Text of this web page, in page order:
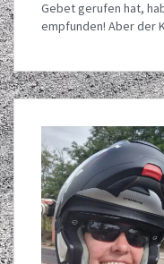
Gebet gerufen hat,
empfunden! Aber der